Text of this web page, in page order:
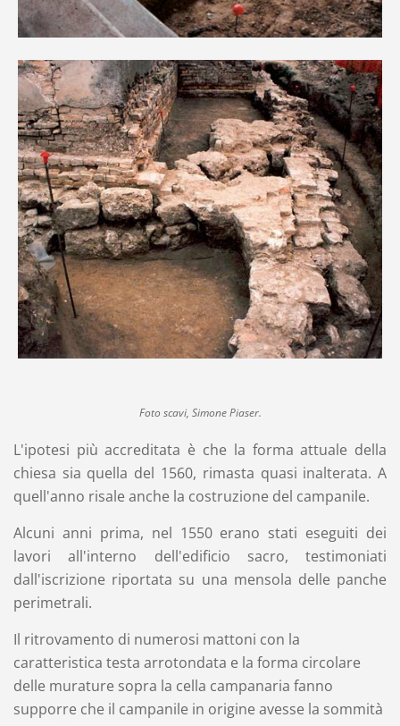
Foto scavi, Simone Piaser.
L'ipotesi più accreditata è che la forma attuale della
chiesa sia quella del 1560, rimasta quasi inalterata. A
quell'anno risale anche la costruzione del campanile.
Alcuni anni prima, nel 1550 erano stati eseguiti dei
lavori all'interno dell'edificio sacro, testimoniati
dall'iscrizione riportata su una mensola delle panche
perimetrali.
Il ritrovamento di numerosi mattoni con la
caratteristica testa arrotondata e la forma circolare
delle murature sopra la cella campanaria fanno
supporre che il campanile in origine avesse la sommità